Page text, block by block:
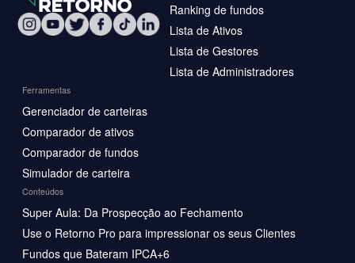
Ranking de fundos
Lista de Ativos
Lista de Gestores
Lista de Administradores
Ferramentas
Gerenciador de carteiras
Comparador de ativos
Comparador de fundos
Simulador de carteira
Conteúdos
Super Aula: Da Prospecção ao Fechamento
Use o Retorno Pro para impressionar os seus Clientes
Fundos que Bateram IPCA+6